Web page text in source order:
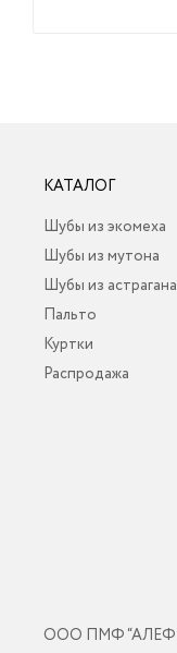
КАТАЛОГ
Шубы из экомеха
Шубы из мутона
Шубы из астрагана
Пальто
Куртки
Распродажа
ООО ПМФ “АЛЕФ”,